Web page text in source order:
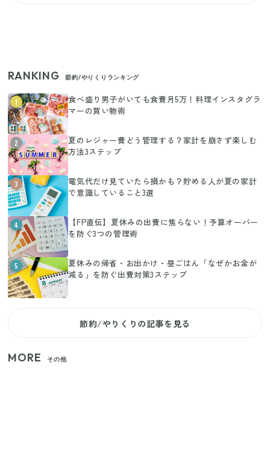
RANKING 節約/やりくりランキング
1
食べ盛り男子がいても食費月5万！料理インスタグラ
マーの買い物術
2
夏のレジャー費どう管理する？家計を崩さず楽しむ
方法3ステップ
3
電気代だけ見ていたら損かも？貯める人が夏の家計
で意識していること3選
4
【FP直伝】夏休みの出費に焦らない！予算オーバー
を防ぐ3つの管理術
5
夏休みの帰省・お出かけ・昼ごはん「なぜかお金が
減る」を防ぐ出費対策3ステップ
節約/やりくりの記事を見る
MORE その他